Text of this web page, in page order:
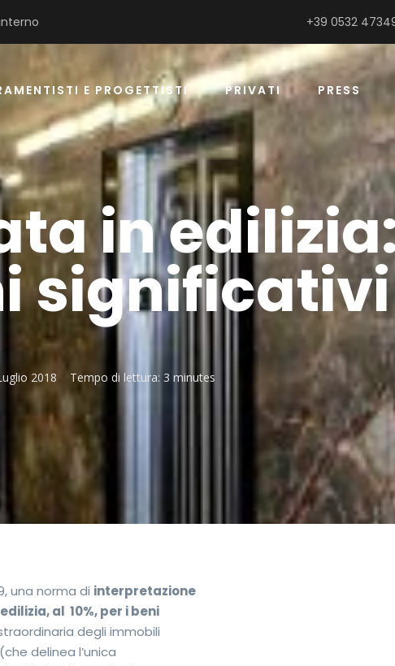
+39 0532
E PROGETTISTI PRIVATI PRESS
in
significativi
2018 Tempo di lettura: 3 minutes
una norma di interpretazione
al 10%, per i beni
degli immobili
(che delinea l’unica